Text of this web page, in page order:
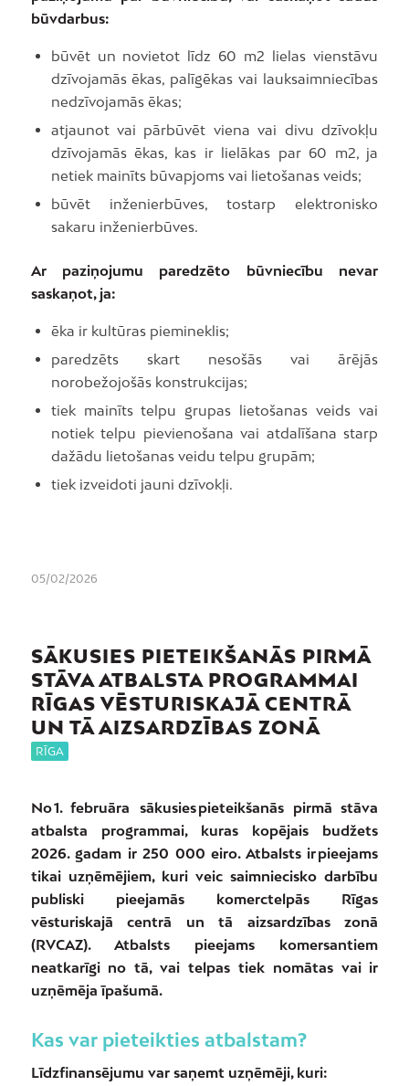
būvdarbus:
būvēt un novietot līdz 60 m2 lielas vienstāvu
dzīvojamās ēkas, palīgēkas vai lauksaimniecības
nedzīvojamās ēkas;
atjaunot vai pārbūvēt viena vai divu dzīvokļu
dzīvojamās ēkas, kas ir lielākas par 60 m2, ja
netiek mainīts būvapjoms vai lietošanas veids;
būvēt inženierbūves, tostarp elektronisko
sakaru inženierbūves.
Ar paziņojumu paredzēto būvniecību nevar
saskaņot, ja:
ēka ir kultūras piemineklis;
paredzēts skart nesošās vai ārējās
norobežojošās konstrukcijas;
tiek mainīts telpu grupas lietošanas veids vai
notiek telpu pievienošana vai atdalīšana starp
dažādu lietošanas veidu telpu grupām;
tiek izveidoti jauni dzīvokļi.
05/02/2026
SĀKUSIES PIETEIKŠANĀS PIRMĀ
STĀVA ATBALSTA PROGRAMMAI
RĪGAS VĒSTURISKAJĀ CENTRĀ
UN TĀ AIZSARDZĪBAS ZONĀ
RĪGA
No 1. februāra sākusies pieteikšanās pirmā stāva
atbalsta programmai, kuras kopējais budžets
2026. gadam ir 250 000 eiro. Atbalsts ir pieejams
tikai uzņēmējiem, kuri veic saimniecisko darbību
publiski pieejamās komerctelpās Rīgas
vēsturiskajā centrā un tā aizsardzības zonā
(RVCAZ). Atbalsts pieejams komersantiem
neatkarīgi no tā, vai telpas tiek nomātas vai ir
uzņēmēja īpašumā.
Kas var pieteikties atbalstam?
Līdzfinansējumu var saņemt uzņēmēji, kuri: